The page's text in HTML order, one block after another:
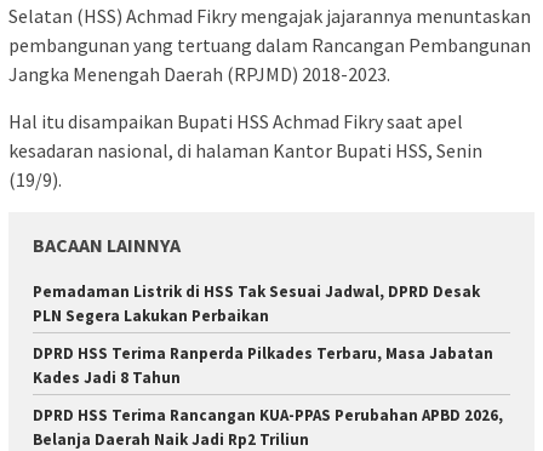
Selatan (HSS) Achmad Fikry mengajak jajarannya menuntaskan
pembangunan yang tertuang dalam Rancangan Pembangunan
Jangka Menengah Daerah (RPJMD) 2018-2023.
Hal itu disampaikan Bupati HSS Achmad Fikry saat apel
kesadaran nasional, di halaman Kantor Bupati HSS, Senin
(19/9).
BACAAN LAINNYA
Pemadaman Listrik di HSS Tak Sesuai Jadwal, DPRD Desak
PLN Segera Lakukan Perbaikan
DPRD HSS Terima Ranperda Pilkades Terbaru, Masa Jabatan
Kades Jadi 8 Tahun
DPRD HSS Terima Rancangan KUA-PPAS Perubahan APBD 2026,
Belanja Daerah Naik Jadi Rp2 Triliun